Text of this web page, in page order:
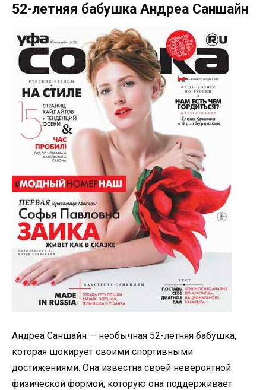
52-летняя бабушка Андреа Саншайн
Андреа Саншайн — необычная 52-летняя бабушка,
которая шокирует своими спортивными
достижениями. Она известна своей невероятной
физической формой, которую она поддерживает